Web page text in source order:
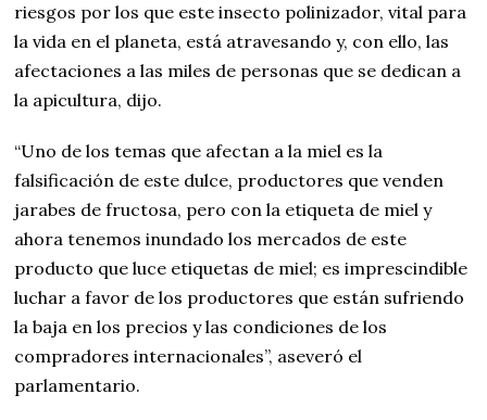
riesgos por los que este insecto polinizador, vital para
la vida en el planeta, está atravesando y, con ello, las
afectaciones a las miles de personas que se dedican a
la apicultura, dijo.
“Uno de los temas que afectan a la miel es la
falsificación de este dulce, productores que venden
jarabes de fructosa, pero con la etiqueta de miel y
ahora tenemos inundado los mercados de este
producto que luce etiquetas de miel; es imprescindible
luchar a favor de los productores que están sufriendo
la baja en los precios y las condiciones de los
compradores internacionales”, aseveró el
parlamentario.